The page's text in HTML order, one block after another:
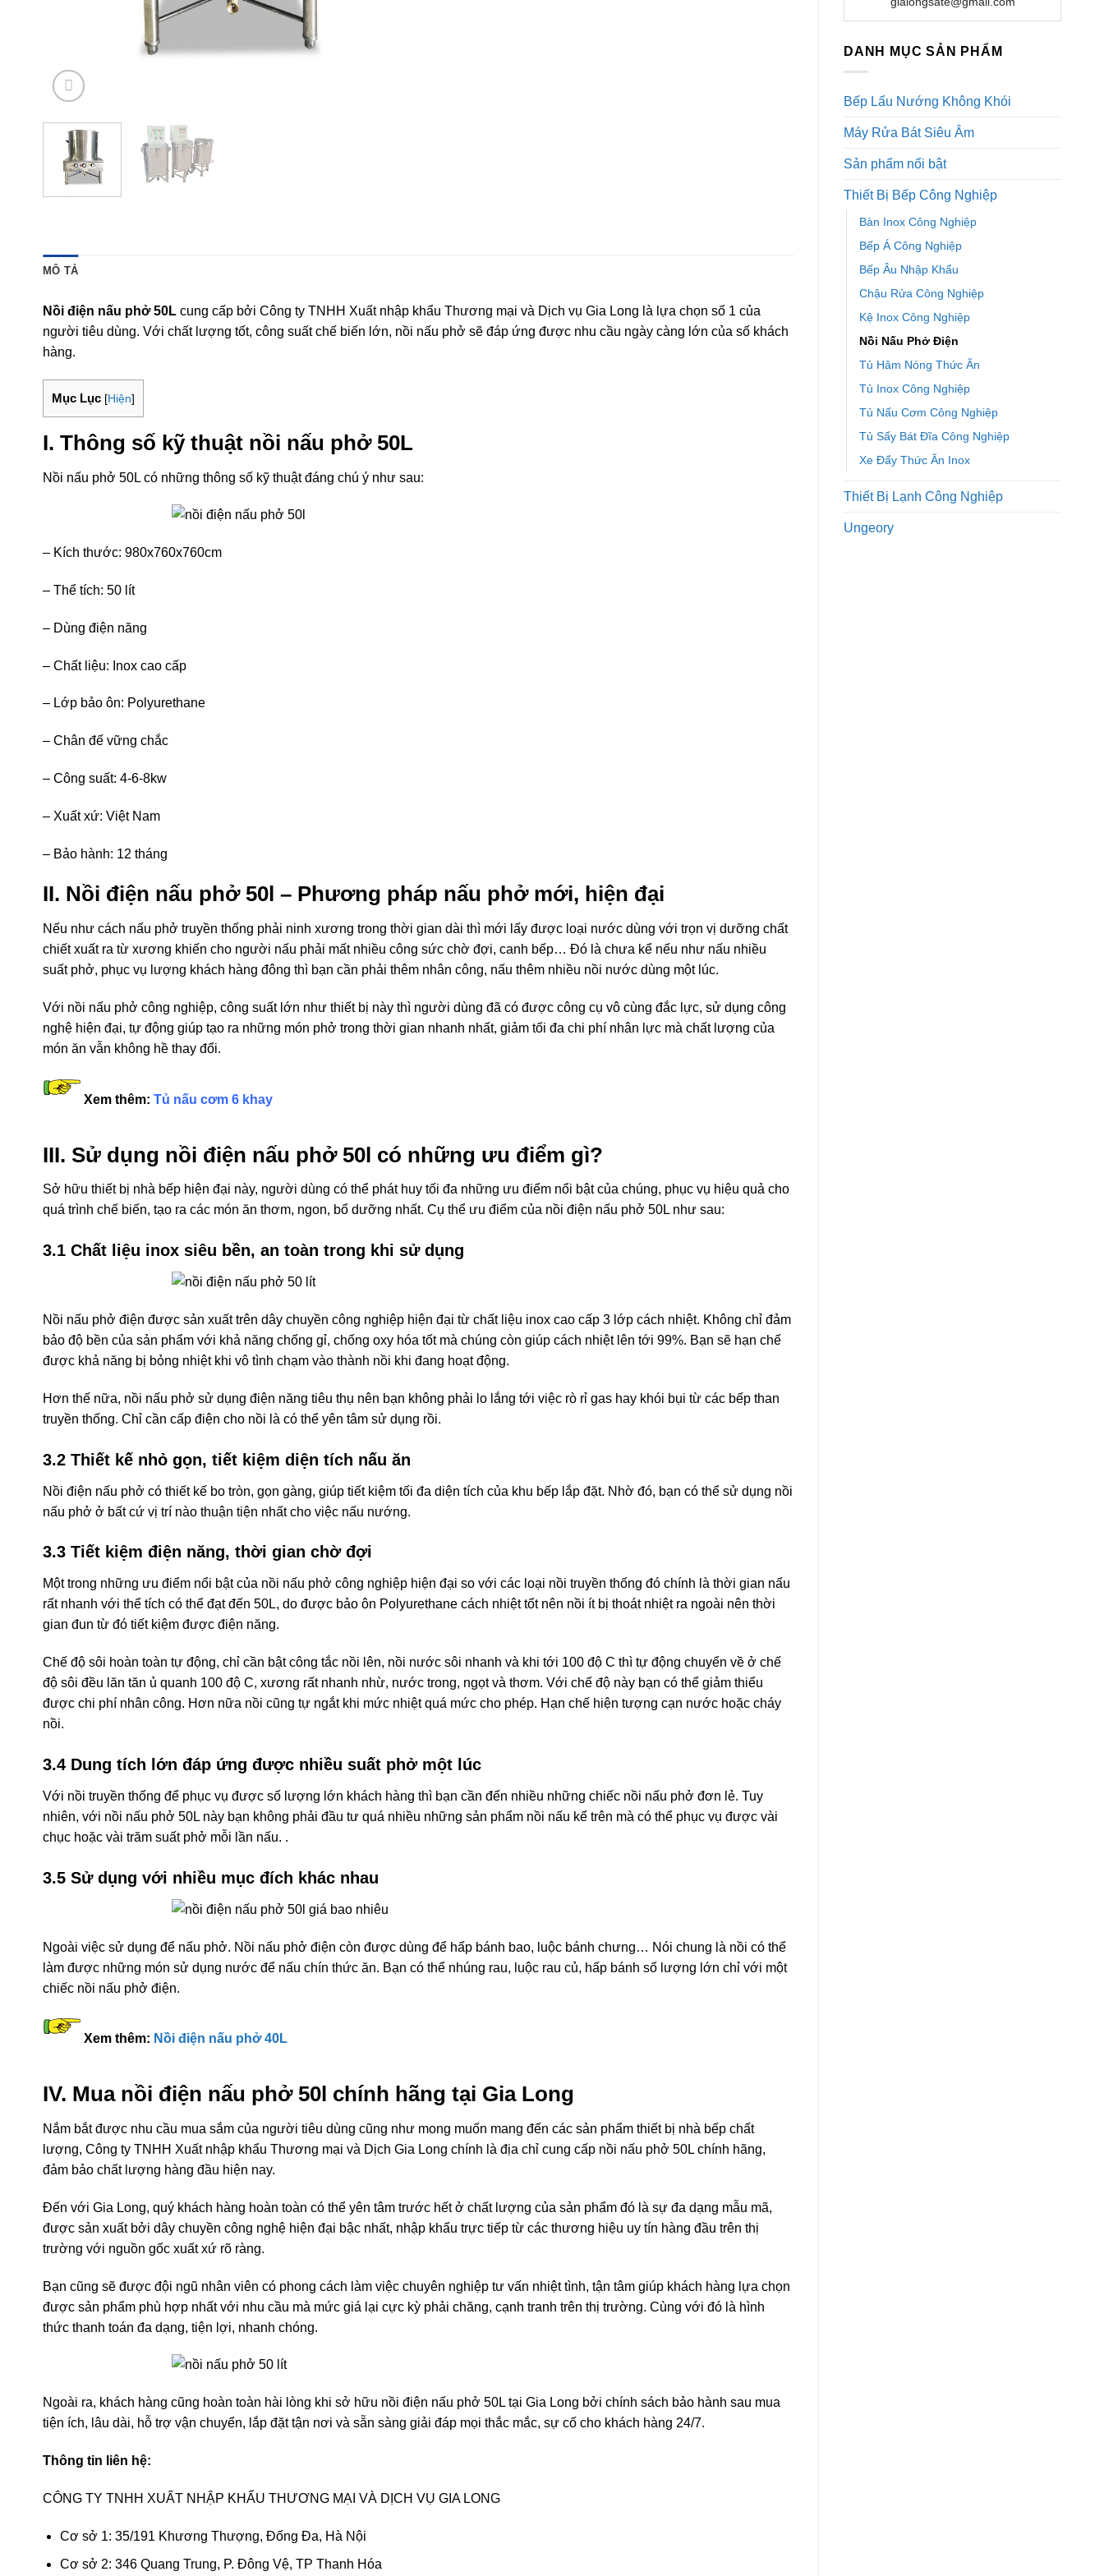
DANH MỤC SẢN PHẨM
Bếp Lẩu Nướng Không Khói
Máy Rửa Bát Siêu Âm
Sản phẩm nổi bật
Thiết Bị Bếp Công Nghiệp
Bàn Inox Công Nghiệp
Bếp Á Công Nghiệp
Bếp Âu Nhập Khẩu
Chậu Rửa Công Nghiệp
Kệ Inox Công Nghiệp
Nồi Nấu Phở Điện
Tủ Hâm Nóng Thức Ăn
Tủ Inox Công Nghiệp
Tủ Nấu Cơm Công Nghiệp
Tủ Sấy Bát Đĩa Công Nghiệp
Xe Đẩy Thức Ăn Inox
Thiết Bị Lạnh Công Nghiệp
Ungeory
MÔ TẢ
Nồi điện nấu phở 50L cung cấp bởi Công ty TNHH Xuất nhập khẩu Thương mại và Dịch vụ Gia Long là lựa chọn số 1 của
người tiêu dùng. Với chất lượng tốt, công suất chế biến lớn, nồi nấu phở sẽ đáp ứng được nhu cầu ngày càng lớn của số khách
hàng.
Mục Lục [Hiện]
I. Thông số kỹ thuật nồi nấu phở 50L
Nồi nấu phở 50L có những thông số kỹ thuật đáng chú ý như sau:
– Kích thước: 980x760x760cm
– Thể tích: 50 lít
– Dùng điện năng
– Chất liệu: Inox cao cấp
– Lớp bảo ôn: Polyurethane
– Chân đế vững chắc
– Công suất: 4-6-8kw
– Xuất xứ: Việt Nam
– Bảo hành: 12 tháng
II. Nồi điện nấu phở 50l – Phương pháp nấu phở mới, hiện đại
Nếu như cách nấu phở truyền thống phải ninh xương trong thời gian dài thì mới lấy được loại nước dùng với trọn vị dưỡng chất
chiết xuất ra từ xương khiến cho người nấu phải mất nhiều công sức chờ đợi, canh bếp… Đó là chưa kể nếu như nấu nhiều
suất phở, phục vụ lượng khách hàng đông thì bạn cần phải thêm nhân công, nấu thêm nhiều nồi nước dùng một lúc.
Với nồi nấu phở công nghiệp, công suất lớn như thiết bị này thì người dùng đã có được công cụ vô cùng đắc lực, sử dụng công
nghệ hiện đại, tự động giúp tạo ra những món phở trong thời gian nhanh nhất, giảm tối đa chi phí nhân lực mà chất lượng của
món ăn vẫn không hề thay đổi.
Xem thêm: Tủ nấu cơm 6 khay
III. Sử dụng nồi điện nấu phở 50l có những ưu điểm gì?
Sở hữu thiết bị nhà bếp hiện đại này, người dùng có thể phát huy tối đa những ưu điểm nổi bật của chúng, phục vụ hiệu quả cho
quá trình chế biến, tạo ra các món ăn thơm, ngon, bổ dưỡng nhất. Cụ thể ưu điểm của nồi điện nấu phở 50L như sau:
3.1 Chất liệu inox siêu bền, an toàn trong khi sử dụng
Nồi nấu phở điện được sản xuất trên dây chuyền công nghiệp hiện đại từ chất liệu inox cao cấp 3 lớp cách nhiệt. Không chỉ đảm
bảo độ bền của sản phẩm với khả năng chống gỉ, chống oxy hóa tốt mà chúng còn giúp cách nhiệt lên tới 99%. Bạn sẽ hạn chế
được khả năng bị bỏng nhiệt khi vô tình chạm vào thành nồi khi đang hoạt động.
Hơn thế nữa, nồi nấu phở sử dụng điện năng tiêu thụ nên bạn không phải lo lắng tới việc rò rỉ gas hay khói bụi từ các bếp than
truyền thống. Chỉ cần cấp điện cho nồi là có thể yên tâm sử dụng rồi.
3.2 Thiết kế nhỏ gọn, tiết kiệm diện tích nấu ăn
Nồi điện nấu phở có thiết kế bo tròn, gọn gàng, giúp tiết kiệm tối đa diện tích của khu bếp lắp đặt. Nhờ đó, bạn có thể sử dụng nồi
nấu phở ở bất cứ vị trí nào thuận tiện nhất cho việc nấu nướng.
3.3 Tiết kiệm điện năng, thời gian chờ đợi
Một trong những ưu điểm nổi bật của nồi nấu phở công nghiệp hiện đại so với các loại nồi truyền thống đó chính là thời gian nấu
rất nhanh với thể tích có thể đạt đến 50L, do được bảo ôn Polyurethane cách nhiệt tốt nên nồi ít bị thoát nhiệt ra ngoài nên thời
gian đun từ đó tiết kiệm được điện năng.
Chế độ sôi hoàn toàn tự động, chỉ cần bật công tắc nồi lên, nồi nước sôi nhanh và khi tới 100 độ C thì tự động chuyển về ở chế
độ sôi đều lăn tăn ủ quanh 100 độ C, xương rất nhanh nhừ, nước trong, ngọt và thơm. Với chế độ này bạn có thể giảm thiểu
được chi phí nhân công. Hơn nữa nồi cũng tự ngắt khi mức nhiệt quá mức cho phép. Hạn chế hiện tượng cạn nước hoặc cháy
nồi.
3.4 Dung tích lớn đáp ứng được nhiều suất phở một lúc
Với nồi truyền thống để phục vụ được số lượng lớn khách hàng thì bạn cần đến nhiều những chiếc nồi nấu phở đơn lẻ. Tuy
nhiên, với nồi nấu phở 50L này bạn không phải đầu tư quá nhiều những sản phẩm nồi nấu kể trên mà có thể phục vụ được vài
chục hoặc vài trăm suất phở mỗi lần nấu. .
3.5 Sử dụng với nhiều mục đích khác nhau
Ngoài việc sử dụng để nấu phở. Nồi nấu phở điện còn được dùng để hấp bánh bao, luộc bánh chưng… Nói chung là nồi có thể
làm được những món sử dụng nước để nấu chín thức ăn. Bạn có thể nhúng rau, luộc rau củ, hấp bánh số lượng lớn chỉ với một
chiếc nồi nấu phở điện.
Xem thêm: Nồi điện nấu phở 40L
IV. Mua nồi điện nấu phở 50l chính hãng tại Gia Long
Nắm bắt được nhu cầu mua sắm của người tiêu dùng cũng như mong muốn mang đến các sản phẩm thiết bị nhà bếp chất
lượng, Công ty TNHH Xuất nhập khẩu Thương mại và Dịch Gia Long chính là địa chỉ cung cấp nồi nấu phở 50L chính hãng,
đảm bảo chất lượng hàng đầu hiện nay.
Đến với Gia Long, quý khách hàng hoàn toàn có thể yên tâm trước hết ở chất lượng của sản phẩm đó là sự đa dạng mẫu mã,
được sản xuất bởi dây chuyền công nghệ hiện đại bậc nhất, nhập khẩu trực tiếp từ các thương hiệu uy tín hàng đầu trên thị
trường với nguồn gốc xuất xứ rõ ràng.
Bạn cũng sẽ được đội ngũ nhân viên có phong cách làm việc chuyên nghiệp tư vấn nhiệt tình, tận tâm giúp khách hàng lựa chọn
được sản phẩm phù hợp nhất với nhu cầu mà mức giá lại cực kỳ phải chăng, cạnh tranh trên thị trường. Cùng với đó là hình
thức thanh toán đa dạng, tiện lợi, nhanh chóng.
Ngoài ra, khách hàng cũng hoàn toàn hài lòng khi sở hữu nồi điện nấu phở 50L tại Gia Long bởi chính sách bảo hành sau mua
tiện ích, lâu dài, hỗ trợ vận chuyển, lắp đặt tận nơi và sẵn sàng giải đáp mọi thắc mắc, sự cố cho khách hàng 24/7.
Thông tin liên hệ:
CÔNG TY TNHH XUẤT NHẬP KHẨU THƯƠNG MẠI VÀ DỊCH VỤ GIA LONG
Cơ sở 1: 35/191 Khương Thượng, Đống Đa, Hà Nội
Cơ sở 2: 346 Quang Trung, P. Đông Vệ, TP Thanh Hóa